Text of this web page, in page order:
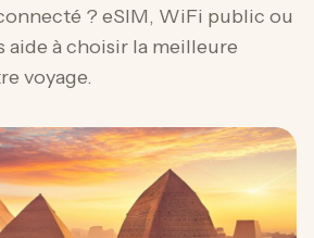
? eSIM, WiFi public ou
aide à choisir la meilleure
voyage.